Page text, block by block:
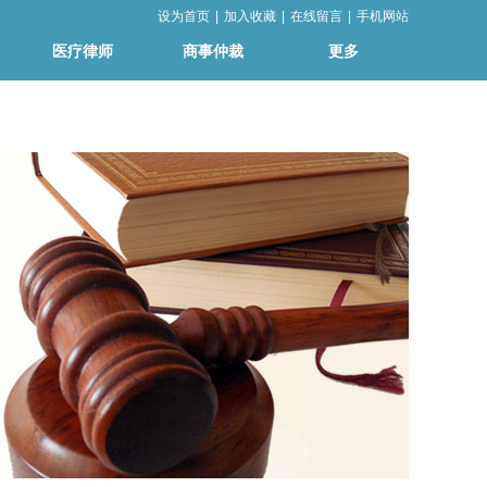
医疗律师 商事仲裁 更多
设为首页 加入收藏 在线留言 手机网站